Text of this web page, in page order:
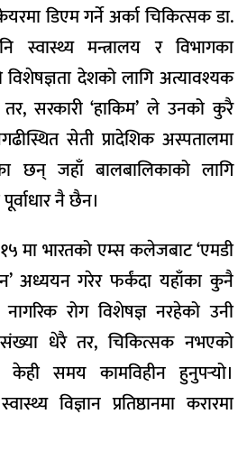
डिएम गर्ने अर्का चिकित्सक डा.
स्वास्थ्य मन्त्रालय र विभागका
देशको लागि अत्यावश्यक
सरकारी ‘हाकिम’ ले उनको कुरै
सेती प्रादेशिक अस्पतालमा
छन् जहाँ बालबालिकाको लागि
नै छैन।
मा भारतको एम्स कलेजबाट ‘एमडी
अध्ययन गरेर फर्कंदा यहाँका कुनै
रोग विशेषज्ञ नरहेको उनी
संख्या धेरै तर, चिकित्सक नभएको
समय कामविहीन हुनुपर्‍यो।
विज्ञान प्रतिष्ठानमा करारमा